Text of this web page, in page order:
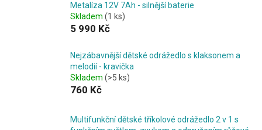
Metalíza 12V 7Ah - silnější baterie
Skladem (1 ks)
5 990 Kč
Nejzábavnější dětské odrážedlo s klaksonem a
melodií - kravička
Skladem (>5 ks)
760 Kč
Multifunkční dětské tříkolové odrážedlo 2 v 1 s